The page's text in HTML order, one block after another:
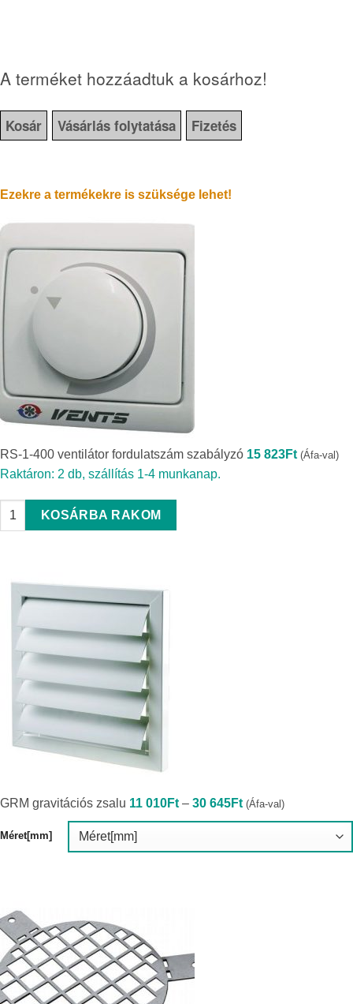
A terméket hozzáadtuk a kosárhoz!
Kosár Vásárlás folytatása Fizetés
Ezekre a termékekre is szüksége lehet!
RS-1-400 ventilátor fordulatszám szabályzó 15 823Ft (Áfa-val)
Raktáron: 2 db, szállítás 1-4 munkanap.
RS-1-400 ventilátor fordulatszám szabályzó quantity
KOSÁRBA RAKOM
GRM gravitációs zsalu 11 010Ft – 30 645FtÁrtartomány:
11
010Ft
30
(Áfa-val)
Méret[mm]